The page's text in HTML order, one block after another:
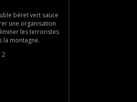
béret vert sauce
une organisation
les terroristes
la montagne.